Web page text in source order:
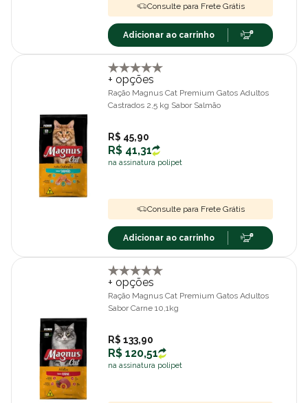
Consulte para Frete Grátis
Adicionar ao carrinho
+ opções
Ração Magnus Cat Premium Gatos Adultos
Castrados 2,5 kg Sabor Salmão
R$ 45,90
R$ 41,31
na assinatura polipet
Consulte para Frete Grátis
Adicionar ao carrinho
+ opções
Ração Magnus Cat Premium Gatos Adultos
Sabor Carne 10,1kg
R$ 133,90
R$ 120,51
na assinatura polipet